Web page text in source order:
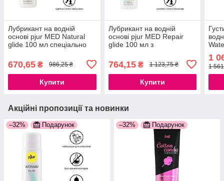
Лубрикант на водній
основі pjur MED Natural
glide 100 мл спеціально
777Store.com.ua
670,65 ₴ 986,25 ₴
Купити
Лубрикант на водній
основі pjur MED Repair
glide 100 мл з
гиалуроном для сухої
шкіри 777Store.com.ua
764,15₴ 1 123,75 ₴
Купити
1
1
Акційні пропозиції та новинки
–32% Подарунок –32% Подарунок